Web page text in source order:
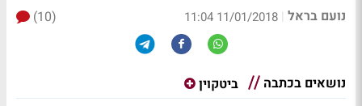
נועם בראל |
11/01/2018 11:04
(10)
נושאים בכתבה ביטקוין